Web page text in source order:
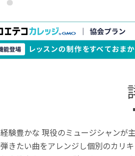
経験豊かな 現役のミュージシャンが
弾きたい曲をアレンジし個別のカリ